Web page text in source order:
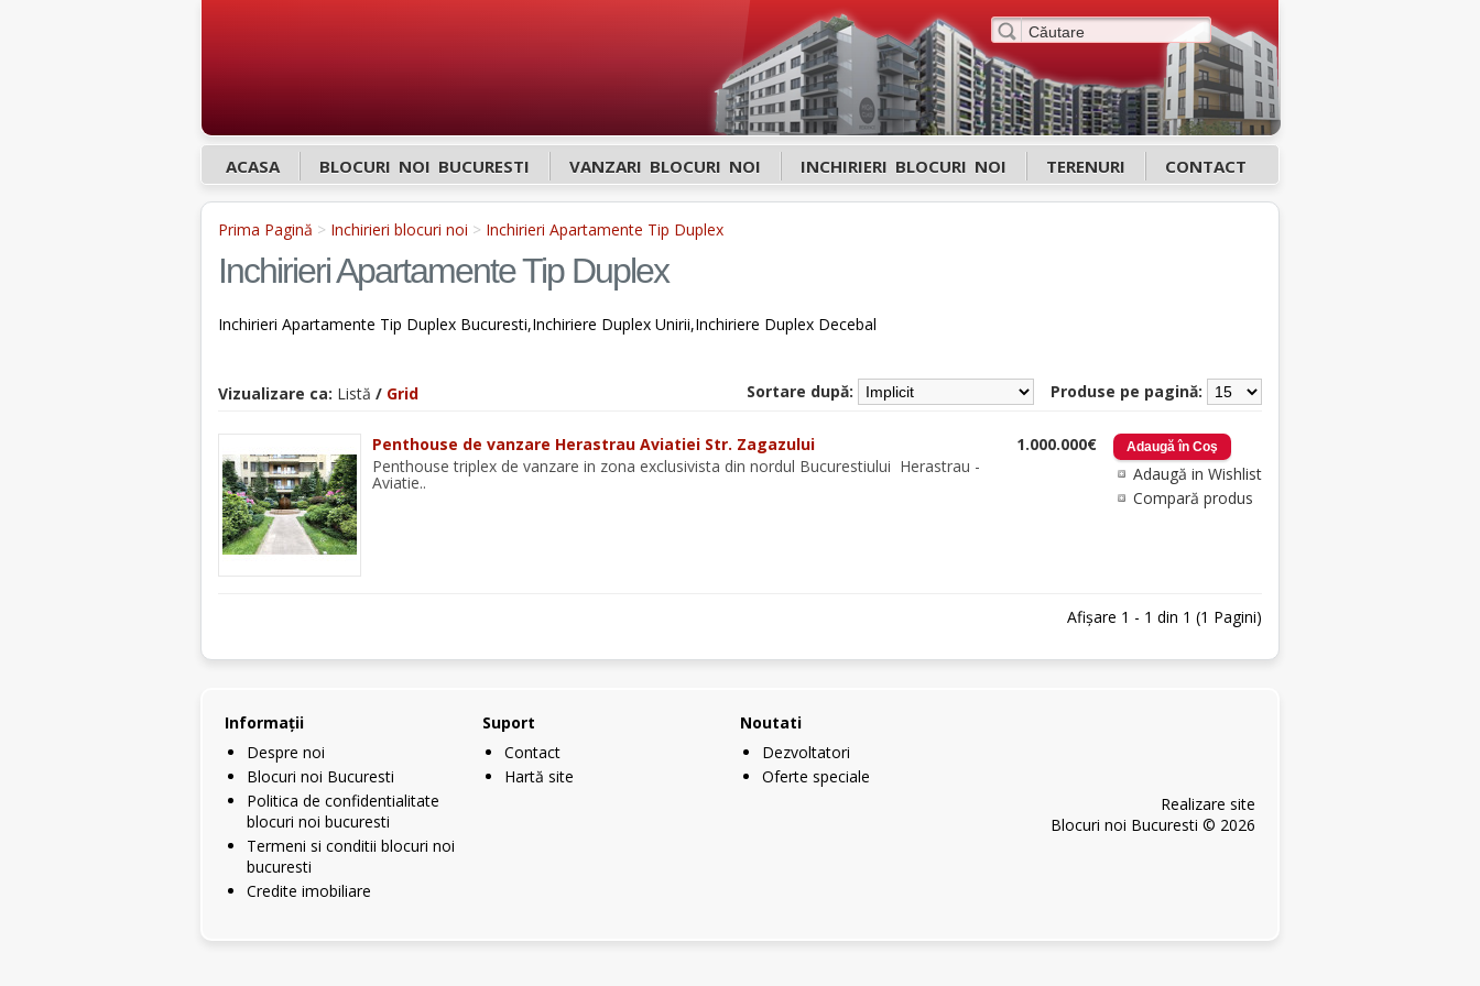
ACASA BLOCURI NOI BUCURESTI VANZARI BLOCURI NOI INCHIRIERI BLOCURI NOI TERENURI CONTACT
Prima Pagină > Inchirieri blocuri noi > Inchirieri Apartamente Tip Duplex
Inchirieri Apartamente Tip Duplex
Inchirieri Apartamente Tip Duplex Bucuresti,Inchiriere Duplex Unirii,Inchiriere Duplex Decebal
Vizualizare ca: Listă / Grid Produse pe pagină:
Sortare după:
Adaugă in Wishlist
Compară produs
1.000.000€
Penthouse de vanzare Herastrau Aviatiei Str. Zagazului
Penthouse triplex de vanzare in zona exclusivista din nordul Bucurestiului Herastrau -
Aviatie..
Afişare 1 - 1 din 1 (1 Pagini)
Informaţii
Despre noi
Blocuri noi Bucuresti
Politica de confidentialitate
blocuri noi bucuresti
Termeni si conditii blocuri noi
bucuresti
Credite imobiliare
Suport
Contact
Hartă site
Noutati
Dezvoltatori
Oferte speciale
Realizare site
Blocuri noi Bucuresti © 2026